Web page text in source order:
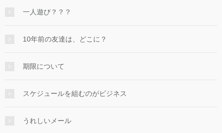
一人遊び？？？
10年前の友達は、どこに？
期限について
スケジュールを組むのがビジネス
うれしいメール